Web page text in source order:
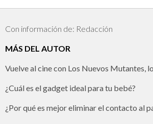
Con información de: Redacción
MÁS DEL AUTOR
Vuelve al cine con Los Nuevos Mutantes,
¿Cuál es el gadget ideal para tu bebé?
¿Por qué es mejor eliminar el contacto al